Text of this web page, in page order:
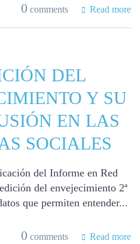
0 comments Read more
DEL
Y SU
EN LAS
SOCIALES
del Informe en Red
del envejecimiento 2ª
que permiten entender...
0 comments Read more